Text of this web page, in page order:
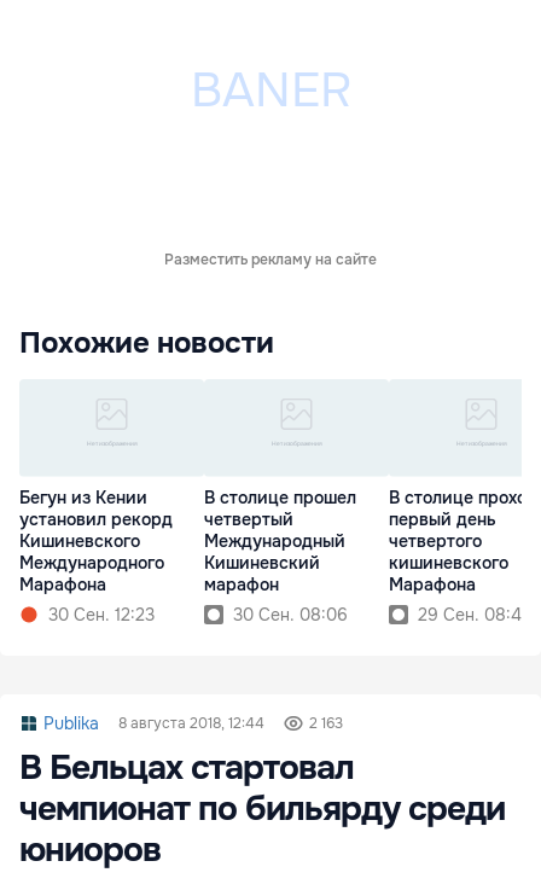
Разместить рекламу на сайте
Похожие новости
Бегун из Кении
установил рекорд
Кишиневского
Международного
Марафона
30 Сен. 12:23
В столице прошел
четвертый
Международный
Кишиневский
марафон
30 Сен. 08:06
В столице
первый день
четвертого
кишиневского
Марафона
29 Сен. 08:44
Publika 8 августа 2018, 12:44 2 163
В Бельцах стартовал
чемпионат по бильярду среди
юниоров